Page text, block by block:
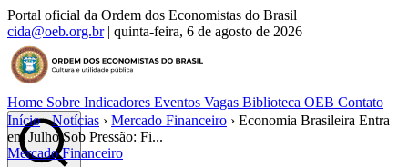
Portal oficial da Ordem dos Economistas do Brasil
cida@oeb.org.br | quinta-feira, 6 de agosto de 2026
Home Sobre Indicadores Eventos Vagas Biblioteca OEB Contato
Início › Notícias › Mercado Financeiro › Economia Brasileira Entra
em Julho Sob Pressão: Fi...
Mercado Financeiro